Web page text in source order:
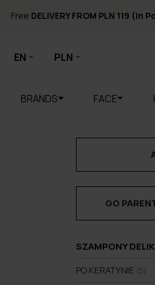
Free DELIVERY FROM PLN 119 (in
EN PLN
BRANDS FACE
GO
SZAMPONY
PO KERATYNIE (5)